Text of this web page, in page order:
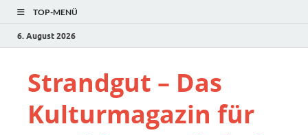
TOP-MENÜ
6. August 2026
Strandgut – Das
Kulturmagazin für